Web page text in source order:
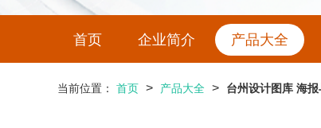
首页 企业简介 产品大全
当前位置： 首页 > 产品大全 > 台州设计图库 海